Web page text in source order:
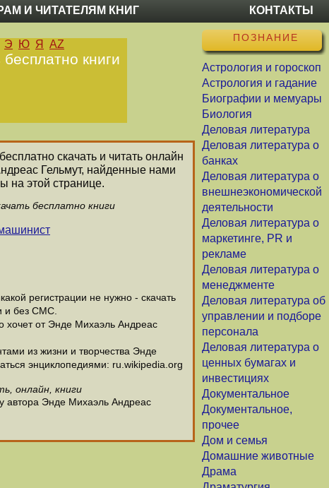
И ЧИТАТЕЛЯМ КНИГ КОНТАКТЫ
ПОЗНАНИЕ
Астрология и гороскоп
Астрология и гадание
Биографии и мемуары
Биология
Деловая литература
Деловая литература о
банках
Деловая литература о
внешнеэкономической
деятельности
Деловая литература о
маркетинге, PR и
рекламе
Деловая литература о
менеджменте
Деловая литература об
управлении и подборе
персонала
Деловая литература о
ценных бумагах и
инвестициях
Документальное
Документальное,
прочее
Дом и семья
Домашние животные
Драма
Э Ю Я AZ
книги
скачать и читать онлайн
Гельмут, найденные нами
на этой странице.
бесплатно книги
регистрации не нужно - скачать
и без СМС.
хочет от Энде Михаэль Андреас
из жизни и творчества Энде
энциклопедиями: ru.wikipedia.org
онлайн, книги
автора Энде Михаэль Андреас